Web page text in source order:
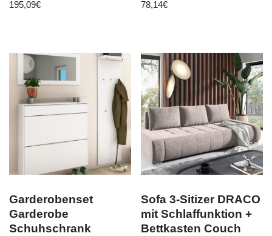
195,09€ 78,14€
Garderobenset
Garderobe
Schuhschrank
Sofa 3-Sitizer DRACO
mit Schlaffunktion +
Bettkasten Couch